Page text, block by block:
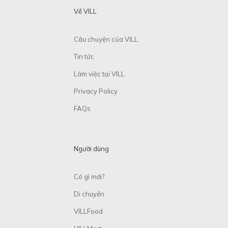
Về VILL
Câu chuyện của VILL
Tin tức
Làm việc tại VILL
Privacy Policy
FAQs
Người dùng
Có gì mới?
Di chuyển
VILLFood